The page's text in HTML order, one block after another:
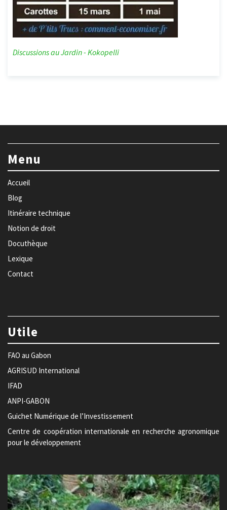
Discussions au Jardin - Kokopelli
Menu
Accueil
Blog
Itinéraire technique
Notion de droit
Docuthèque
Lexique
Contact
Utile
FAO au Gabon
AGRISUD International
IFAD
ANPI-GABON
Guichet Numérique de l’Investissement
Centre de coopération internationale en recherche agronomique
pour le développement